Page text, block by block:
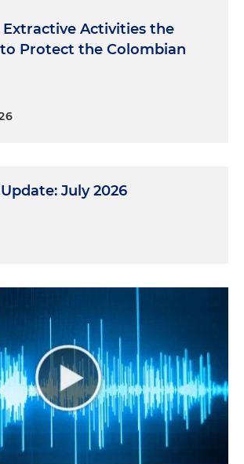
Extractive Activities the
Protect the Colombian
July 2026